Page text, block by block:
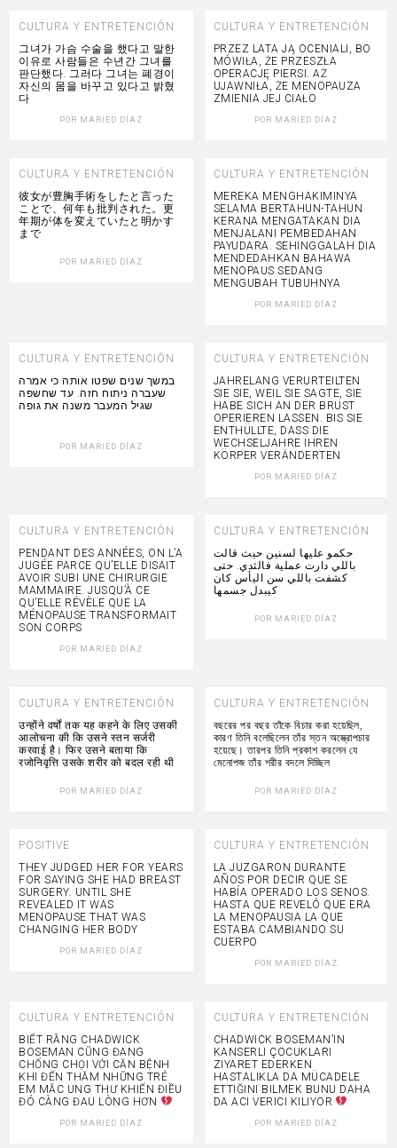
CULTURA Y ENTRETENCIÓN
그녀가 가슴 수술을 했다고 말한
이유로 사람들은 수년간 그녀를
판단했다. 그러다 그녀는 폐경이
자신의 몸을 바꾸고 있다고 밝혔
다
POR MARIED DÍAZ
CULTURA Y ENTRETENCIÓN
PRZEZ LATA JĄ OCENIALI, BO
MÓWIŁA, ŻE PRZESZŁA
OPERACJĘ PIERSI. AŻ
UJAWNIŁA, ŻE MENOPAUZA
ZMIENIA JEJ CIAŁO
POR MARIED DÍAZ
CULTURA Y ENTRETENCIÓN
彼女が豊胸手術をしたと言った
ことで、何年も批判された。更
年期が体を変えていたと明かす
まで
POR MARIED DÍAZ
CULTURA Y ENTRETENCIÓN
MEREKA MENGHAKIMINYA
SELAMA BERTAHUN-TAHUN
KERANA MENGATAKAN DIA
MENJALANI PEMBEDAHAN
PAYUDARA. SEHINGGALAH DIA
MENDEDAHKAN BAHAWA
MENOPAUS SEDANG
MENGUBAH TUBUHNYA
POR MARIED DÍAZ
CULTURA Y ENTRETENCIÓN
במשך שנים שפטו אותה כי אמרה
שעברה ניתוח חזה. עד שחשפה
שגיל המעבר משנה את גופה
POR MARIED DÍAZ
CULTURA Y ENTRETENCIÓN
JAHRELANG VERURTEILTEN
SIE SIE, WEIL SIE SAGTE, SIE
HABE SICH AN DER BRUST
OPERIEREN LASSEN. BIS SIE
ENTHÜLLTE, DASS DIE
WECHSELJAHRE IHREN
KÖRPER VERÄNDERTEN
POR MARIED DÍAZ
CULTURA Y ENTRETENCIÓN
PENDANT DES ANNÉES, ON L’A
JUGÉE PARCE QU’ELLE DISAIT
AVOIR SUBI UNE CHIRURGIE
MAMMAIRE. JUSQU’À CE
QU’ELLE RÉVÈLE QUE LA
MÉNOPAUSE TRANSFORMAIT
SON CORPS
POR MARIED DÍAZ
CULTURA Y ENTRETENCIÓN
حكمو عليها لسنين حيث قالت
باللي دارت عملية فالثدي. حتى
كشفت باللي سن اليأس كان
كيبدل جسمها
POR MARIED DÍAZ
CULTURA Y ENTRETENCIÓN
उन्होंने वर्षों तक यह कहने के लिए उसकी
आलोचना की कि उसने स्तन सर्जरी
करवाई है। फिर उसने बताया कि
रजोनिवृत्ति उसके शरीर को बदल रही थी
POR MARIED DÍAZ
CULTURA Y ENTRETENCIÓN
বছরের পর বছর তাঁকে বিচার করা হয়েছিল,
কারণ তিনি বলেছিলেন তাঁর স্তন অস্ত্রোপচার
হয়েছে। তারপর তিনি প্রকাশ করলেন যে
মেনোপজ তাঁর শরীর বদলে দিচ্ছিল
POR MARIED DÍAZ
POSITIVE
THEY JUDGED HER FOR YEARS
FOR SAYING SHE HAD BREAST
SURGERY. UNTIL SHE
REVEALED IT WAS
MENOPAUSE THAT WAS
CHANGING HER BODY
POR MARIED DÍAZ
CULTURA Y ENTRETENCIÓN
LA JUZGARON DURANTE
AÑOS POR DECIR QUE SE
HABÍA OPERADO LOS SENOS.
HASTA QUE REVELÓ QUE ERA
LA MENOPAUSIA LA QUE
ESTABA CAMBIANDO SU
CUERPO
POR MARIED DÍAZ
CULTURA Y ENTRETENCIÓN
BIẾT RẰNG CHADWICK
BOSEMAN CŨNG ĐANG
CHỐNG CHỌI VỚI CĂN BỆNH
KHI ĐẾN THĂM NHỮNG TRẺ
EM MẮC UNG THƯ KHIẾN ĐIỀU
ĐÓ CÀNG ĐAU LÒNG HƠN
POR MARIED DÍAZ
CULTURA Y ENTRETENCIÓN
CHADWICK BOSEMAN’IN
KANSERLI ÇOCUKLARI
ZIYARET EDERKEN
HASTALIKLA DA MÜCADELE
ETTIĞINI BILMEK BUNU DAHA
DA ACI VERICI KILIYOR
POR MARIED DÍAZ